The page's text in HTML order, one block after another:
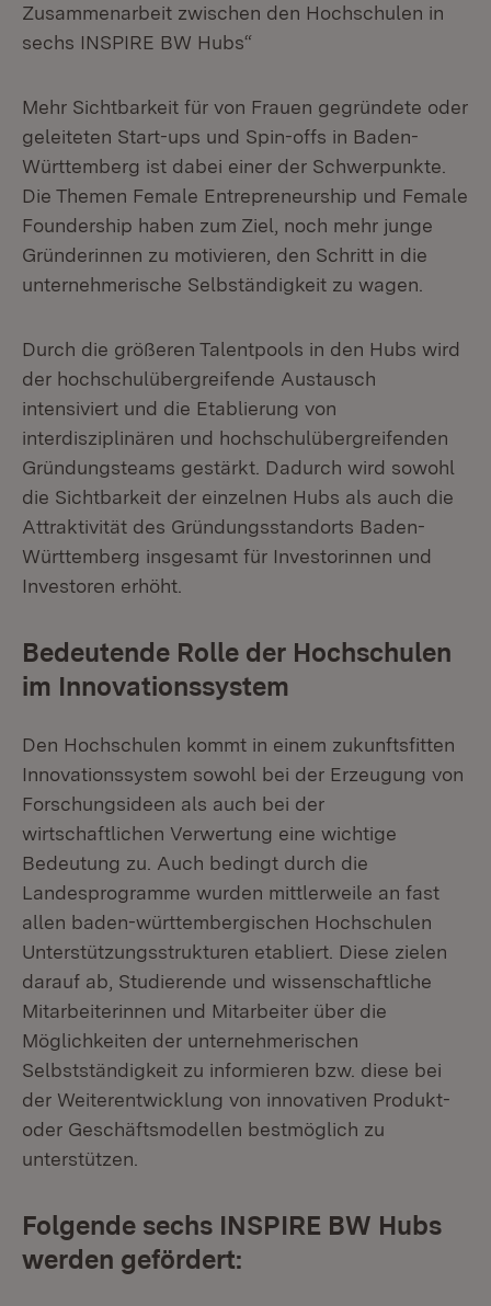
Zusammenarbeit zwischen den Hochschulen in
sechs INSPIRE BW Hubs“
Mehr Sichtbarkeit für von Frauen gegründete oder
geleiteten Start-ups und Spin-offs in Baden-
Württemberg ist dabei einer der Schwerpunkte.
Die Themen Female Entrepreneurship und Female
Foundership haben zum Ziel, noch mehr junge
Gründerinnen zu motivieren, den Schritt in die
unternehmerische Selbständigkeit zu wagen.
Durch die größeren Talentpools in den Hubs wird
der hochschulübergreifende Austausch
intensiviert und die Etablierung von
interdisziplinären und hochschulübergreifenden
Gründungsteams gestärkt. Dadurch wird sowohl
die Sichtbarkeit der einzelnen Hubs als auch die
Attraktivität des Gründungsstandorts Baden-
Württemberg insgesamt für Investorinnen und
Investoren erhöht.
Bedeutende Rolle der Hochschulen
im Innovationssystem
Den Hochschulen kommt in einem zukunftsfitten
Innovationssystem sowohl bei der Erzeugung von
Forschungsideen als auch bei der
wirtschaftlichen Verwertung eine wichtige
Bedeutung zu. Auch bedingt durch die
Landesprogramme wurden mittlerweile an fast
allen baden-württembergischen Hochschulen
Unterstützungsstrukturen etabliert. Diese zielen
darauf ab, Studierende und wissenschaftliche
Mitarbeiterinnen und Mitarbeiter über die
Möglichkeiten der unternehmerischen
Selbstständigkeit zu informieren bzw. diese bei
der Weiterentwicklung von innovativen Produkt-
oder Geschäftsmodellen bestmöglich zu
unterstützen.
Folgende sechs INSPIRE BW Hubs
werden gefördert: